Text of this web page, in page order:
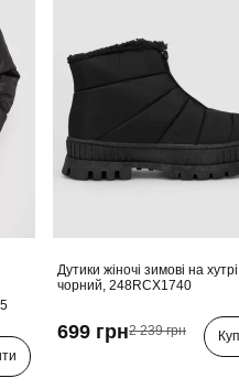
Дутики жіночі зимові на
чорний, 248RCX1740
699 грн2 239 грн